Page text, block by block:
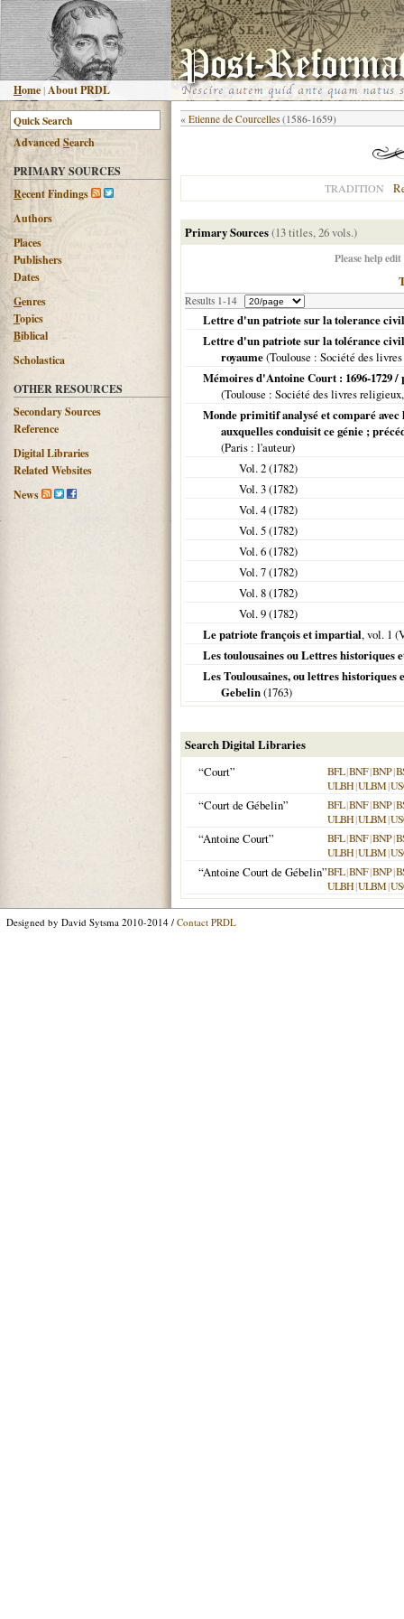
Home |About PRDL
AdvancedSearch
PRIMARY SOURCES
Recent Findings
Authors
Places
Publishers
Dates
Genres
Topics
Biblical
Scholastica
OTHER RESOURCES
Secondary Sources
Reference
Digital Libraries
Related Websites
News
« Etienne de Courcelles (1586-1659)
TRADITION
Primary Sources(13 titles, 26 vols.)
Please help
Results 1-14
Lettre d'un patriote sur la tolerance
Lettre d'un patriote sur la tolérance
royaume(Toulouse : Société des
Mémoires d'Antoine Court : 1696-1729 /
(Toulouse : Société des livres
Monde primitif analysé et comparé avec
auxquelles conduisit ce génie ;
(Paris : l'auteur)
Vol. 2 (1782)
Vol. 3 (1782)
Vol. 4 (1782)
Vol. 5 (1782)
Vol. 6 (1782)
Vol. 7 (1782)
Vol. 8 (1782)
Vol. 9 (1782)
Le patriote françois et impartial, vol. 1 (
Les toulousaines ou Lettres historiques
Les Toulousaines, ou lettres
Gebelin(1763)
Search Digital Libraries
“Court”
BFL|BNF|BNP|
ULBH|ULBM|
“Court de Gébelin” BFL|BNF|BNP|
ULBH|ULBM|
“Antoine Court” BFL|BNF|BNP|
ULBH|ULBM|
“Antoine Court de Gébelin”BFL|BNF|BNP|
ULBH|ULBM|
Designed by David Sytsma 2010-2014 / Contact PRDL